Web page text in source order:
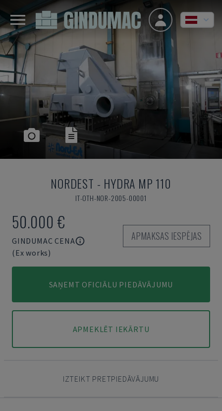
NORDEST - HYDRA MP 110
IT-OTH-NOR-2005-00001
50.000 €
GINDUMAC CENA
(Ex works)
APMAKSAS IESPĒJAS
SAŅEMT OFICIĀLU PIEDĀVĀJUMU
APMEKLĒT IEKĀRTU
IZTEIKT PRETPIEDĀVĀJUMU